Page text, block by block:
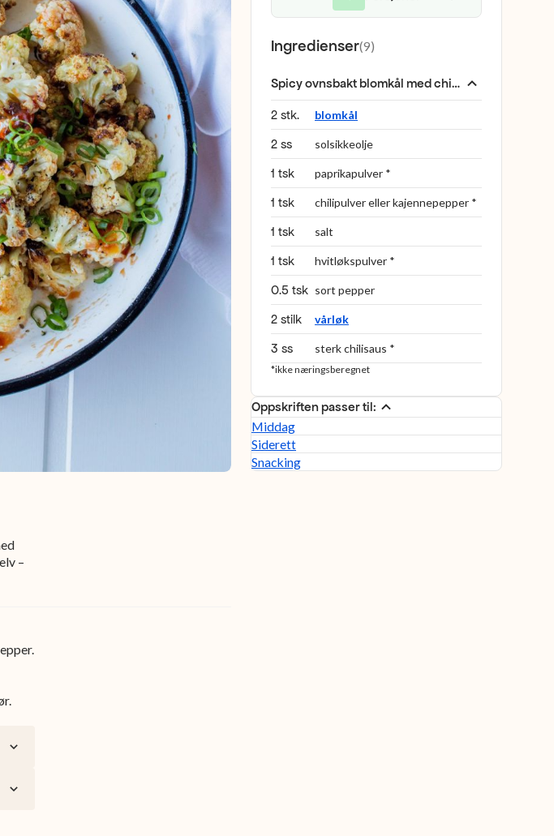
–
Ingredienser(9)
Spicy ovnsbakt blomkål med chilisaus
2 stk. blomkål
2 ss solsikkeolje
1 tsk paprikapulver *
1 tsk chilipulver eller kajennepepper *
1 tsk salt
1 tsk hvitløkspulver *
0.5 tsk sort pepper
2 stilk vårløk
3 ss sterk chilisaus *
*ikke næringsberegnet
Oppskriften passer til:
Middag
Siderett
Snacking